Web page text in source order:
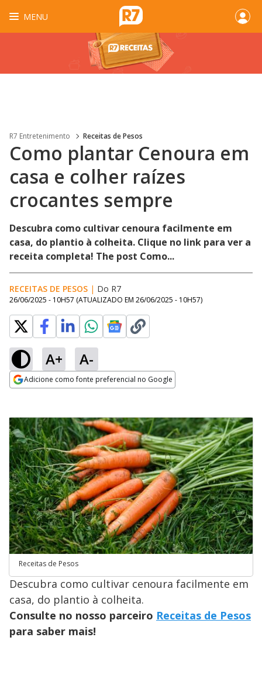
MENU
R7 Entretenimento Receitas de Pesos
Como plantar Cenoura em
casa e colher raízes
crocantes sempre
Descubra como cultivar cenoura facilmente em
casa, do plantio à colheita. Clique no link para ver a
receita completa! The post Como...
RECEITAS DE PESOS | Do R7
26/06/2025 - 10H57 (ATUALIZADO EM 26/06/2025 - 10H57)
A+ A-
Adicione como fonte preferencial no Google
Receitas de Pesos
Descubra como cultivar cenoura facilmente em
casa, do plantio à colheita.
Consulte no nosso parceiro Receitas de Pesos
para saber mais!